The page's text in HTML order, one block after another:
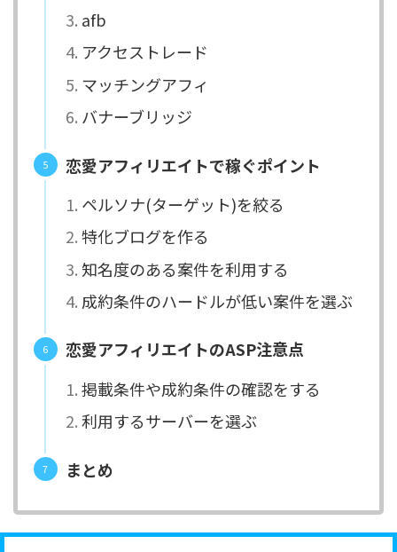
afb
アクセストレード
マッチングアフィ
バナーブリッジ
恋愛アフィリエイトで稼ぐポイント
ペルソナ(ターゲット)を絞る
特化ブログを作る
知名度のある案件を利用する
成約条件のハードルが低い案件を選ぶ
恋愛アフィリエイトのASP注意点
掲載条件や成約条件の確認をする
利用するサーバーを選ぶ
まとめ